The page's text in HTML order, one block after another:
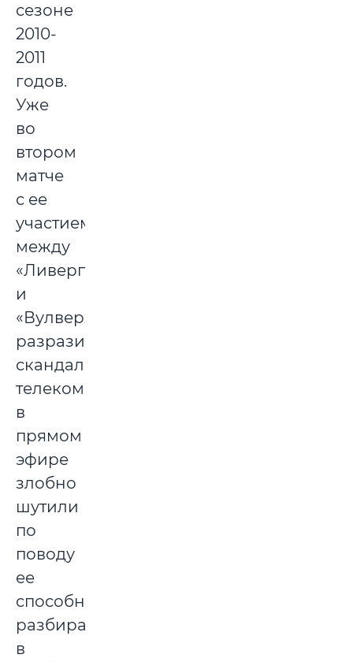
сезоне
2010-
2011
годов.
Уже
во
втором
матче
с ее
участием,
между
«Ливерпулем»
и
«Вулверхэмптоном»,
разразился
скандал:
телекомментаторы
в
прямом
эфире
злобно
шутили
по
поводу
ее
способностей
разбираться
в